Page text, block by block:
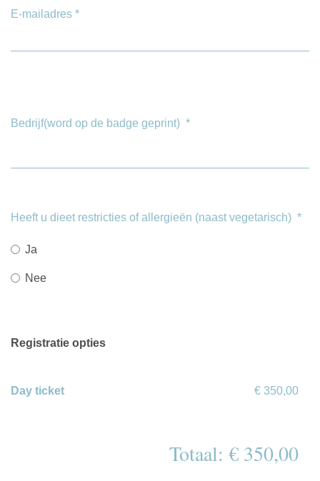
E-mailadres *
Bedrijf(word op de badge geprint) *
Heeft u dieet restricties of allergieën (naast vegetarisch) *
Ja
Nee
Registratie opties
Day ticket € 350,00
Totaal: € 350,00